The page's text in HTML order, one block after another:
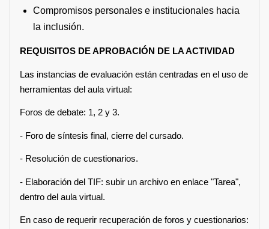
Compromisos personales e institucionales hacia
la inclusión.
REQUISITOS DE APROBACIÓN DE LA ACTIVIDAD
Las instancias de evaluación están centradas en el uso de
herramientas del aula virtual:
Foros de debate: 1, 2 y 3.
- Foro de síntesis final, cierre del cursado.
- Resolución de cuestionarios.
- Elaboración del TIF: subir un archivo en enlace "Tarea",
dentro del aula virtual.
En caso de requerir recuperación de foros y cuestionarios: